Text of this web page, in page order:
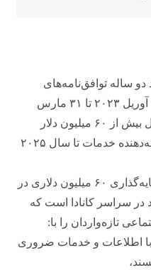
مه ۲۰۲۳، تمدید دو ساله توافق‌نامه‌های
مشارکت پیش از ورود از ۱ آوریل ۲۰۲۳ تا ۳۱ مارس
۲۰۲۵ تصویب شد. این شامل بیش از ۶۰ میلیون دلار
بودجه برای ۱۵ سازمان ارائه‌دهنده خدمات تا سال ۲۰۲۵
اعلام بودجه بخشی از سرمایه‌گذاری ۶۰ میلیون دلاری در
سراسر کانادا است که
تازه‌واردان را با:
با اطلاعات و خدمات ضروری